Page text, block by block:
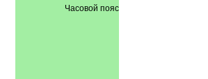
Часовой пояс